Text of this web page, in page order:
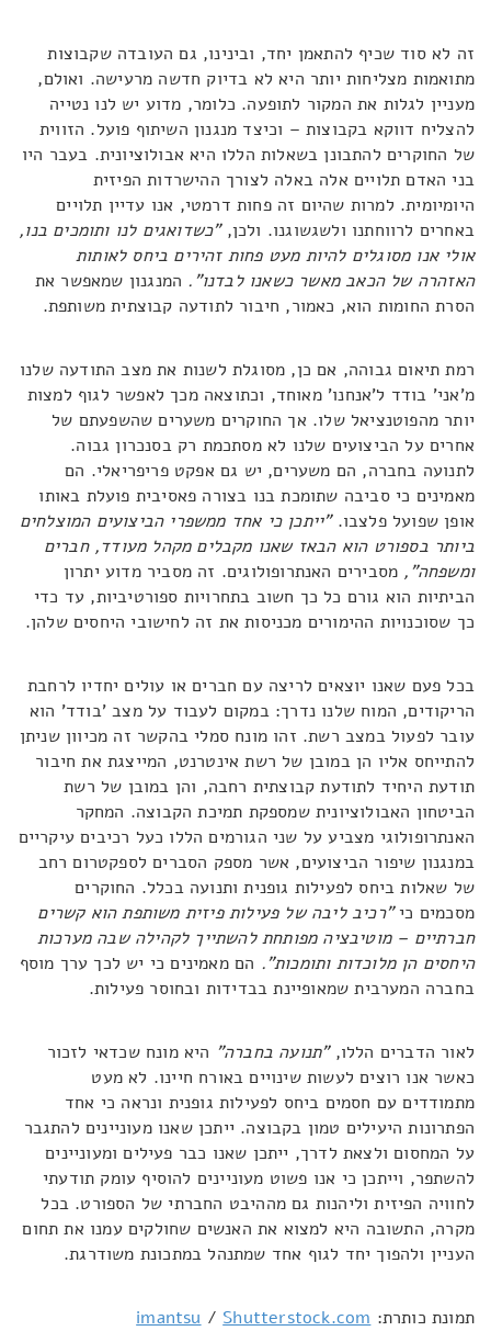
זה לא סוד שכיף להתאמן יחד, ובינינו, גם העובדה שקבוצות
מתואמות מצליחות יותר היא לא בדיוק חדשה מרעישה. ואולם,
מעניין לגלות את המקור לתופעה. כלומר, מדוע יש לנו נטייה
להצליח דווקא בקבוצות – וכיצד מנגנון השיתוף פועל. הזווית
של החוקרים להתבונן בשאלות הללו היא אבולוציונית. בעבר היו
בני האדם תלויים אלה באלה לצורך ההישרדות הפיזית
היומיומית. למרות שהיום זה פחות דרמטי, אנו עדיין תלויים
באחרים לרווחתנו ולשגשוגנו. ולכן,"כשדואגים לנו ותומכים בנו,
אולי אנו מסוגלים להיות מעט פחות זהירים ביחס לאותות
האזהרה של הכאב מאשר כשאנו לבדנו". המנגנון שמאפשר את
הסרת החומות הוא, כאמור, חיבור לתודעה קבוצתית משותפת.
רמת תיאום גבוהה, אם כן, מסוגלת לשנות את מצב התודעה שלנו
מ'אני' בודד ל'אנחנו' מאוחד, וכתוצאה מכך לאפשר לגוף למצות
יותר מהפוטנציאל שלו. אך החוקרים משערים שהשפעתם של
אחרים על הביצועים שלנו לא מסתכמת רק בסנכרון גבוה.
לתנועה בחברה, הם משערים, יש גם אפקט פריפריאלי. הם
מאמינים כי סביבה שתומכת בנו בצורה פאסיבית פועלת באותו
אופן שפועל פלצבו."ייתכן כי אחד ממשפרי הביצועים המוצלחים
ביותר בספורט הוא הבאז שאנו מקבלים מקהל מעודד, חברים
ומשפחה", מסבירים האנתרופולוגים. זה מסביר מדוע יתרון
הביתיות הוא גורם כל כך חשוב בתחרויות ספורטיביות, עד כדי
כך שסוכנויות ההימורים מכניסות את זה לחישובי היחסים שלהן.
בכל פעם שאנו יוצאים לריצה עם חברים או עולים יחדיו לרחבת
הריקודים, המוח שלנו נדרך: במקום לעבוד על מצב 'בודד' הוא
עובר לפעול במצב רשת. זהו מונח סמלי בהקשר זה מכיוון שניתן
להתייחס אליו הן במובן של רשת אינטרנט, המייצגת את חיבור
תודעת היחיד לתודעת קבוצתית רחבה, והן במובן של רשת
הביטחון האבולוציונית שמספקת תמיכת הקבוצה. המחקר
האנתרופולוגי מצביע על שני הגורמים הללו כעל רכיבים עיקריים
במנגנון שיפור הביצועים, אשר מספק הסברים לספקטרום רחב
של שאלות ביחס לפעילות גופנית ותנועה בכלל. החוקרים
מסכמים כי"רכיב ליבה של פעילות פיזית משותפת הוא קשרים
חברתיים – מוטיבציה מפותחת להשתייך לקהילה שבה מערכות
היחסים הן מלוכדות ותומכות". הם מאמינים כי יש לכך ערך מוסף
בחברה המערבית שמאופיינת בבדידות ובחוסר פעילות.
לאור הדברים הללו,"תנועה בחברה" היא מונח שכדאי לזכור
כאשר אנו רוצים לעשות שינויים באורח חיינו. לא מעט
מתמודדים עם חסמים ביחס לפעילות גופנית ונראה כי אחד
הפתרונות היעילים טמון בקבוצה. ייתכן שאנו מעוניינים להתגבר
על המחסום ולצאת לדרך, ייתכן שאנו כבר פעילים ומעוניינים
להשתפר, וייתכן כי אנו פשוט מעוניינים להוסיף עומק תודעתי
לחוויה הפיזית וליהנות גם מההיבט החברתי של הספורט. בכל
מקרה, התשובה היא למצוא את האנשים שחולקים עמנו את תחום
העניין ולהפוך יחד לגוף אחד שמתנהל במתכונת משודרגת.
תמונת כותרת: imantsu / Shutterstock.com